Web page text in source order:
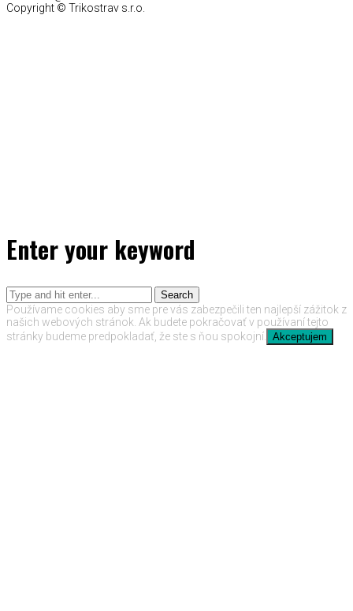
Copyright © Trikostrav s.r.o.
Enter your keyword
Search
Používame cookies aby sme pre vás zabezpečili ten najlepší zážitok z
našich webových stránok. Ak budete pokračovať v používaní tejto
stránky budeme predpokladať, že ste s ňou spokojní.
Akceptujem